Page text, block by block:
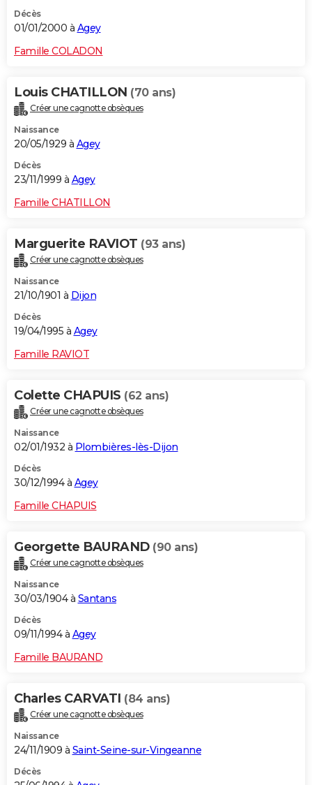
Décès
01/01/2000 à Agey
Famille COLADON
Louis CHATILLON (70 ans)
Créer une cagnotte obsèques
Naissance
20/05/1929 à Agey
Décès
23/11/1999 à Agey
Famille CHATILLON
Marguerite RAVIOT (93 ans)
Créer une cagnotte obsèques
Naissance
21/10/1901 à Dijon
Décès
19/04/1995 à Agey
Famille RAVIOT
Colette CHAPUIS (62 ans)
Créer une cagnotte obsèques
Naissance
02/01/1932 à Plombières-lès-Dijon
Décès
30/12/1994 à Agey
Famille CHAPUIS
Georgette BAURAND (90 ans)
Créer une cagnotte obsèques
Naissance
30/03/1904 à Santans
Décès
09/11/1994 à Agey
Famille BAURAND
Charles CARVATI (84 ans)
Créer une cagnotte obsèques
Naissance
24/11/1909 à Saint-Seine-sur-Vingeanne
Décès